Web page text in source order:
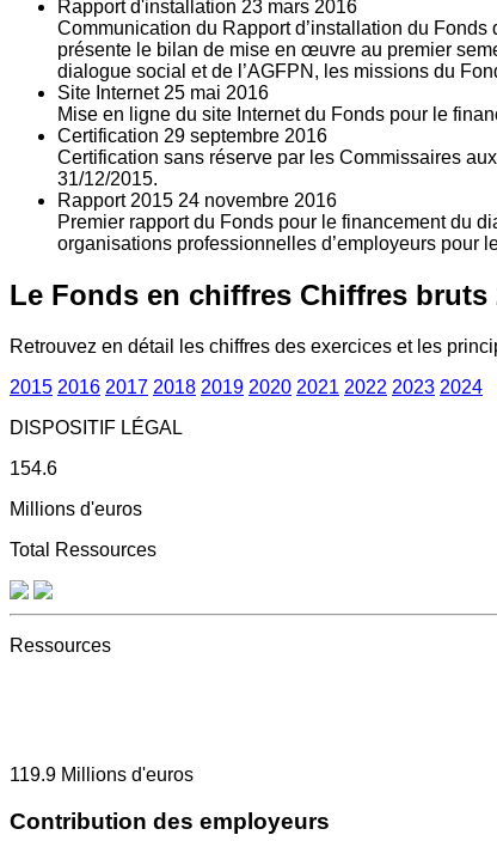
Rapport d'installation 23 mars 2016
Communication du Rapport d’installation du
présente le bilan de mise en œuvre au premier
dialogue social et de l’AGFPN, les missions du
Site Internet 25 mai 2016
Mise en ligne du site Internet du Fonds pour le
Certification 29 septembre 2016
Certification sans réserve par les Commissaires
31/12/2015.
Rapport 2015 24 novembre 2016
Premier rapport du Fonds pour le financement du
organisations professionnelles d’employeurs pour
Le Fonds en chiffres Chiffres bruts
Retrouvez en détail les chiffres des exercices et les
2015 2016 2017 2018 2019 2020 2021 2022 2023 2024
DISPOSITIF LÉGAL
154.6
Millions d'euros
Total Ressources
Ressources
119.9 Millions d'euros
Contribution des employeurs